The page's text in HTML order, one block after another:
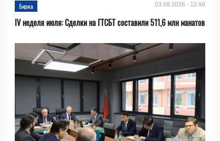
Биржа 03.08.2026 - 12:48
IV неделя июля: Сделки на ГТСБТ составили 511,6 млн манатов